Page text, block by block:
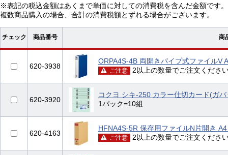
※表記の税込金額はあくまで単価に対しての消費税を含んだ金額です。
複数商品購入の場合、合計の消費税額とずれる場合がございます。
チェック 商品番号 商
620-3938
ORPA4S-4B 両開きパイプ式ファイルV
ご注意 2以上の数量でご注文くださ
620-3920
コクヨ シキ-250 カラー仕切カード(ガ
1パック=10組
620-4163
HFNA4S-5R 保存用ファイルN片開き
ご注意 2以上の数量でご注文くださ